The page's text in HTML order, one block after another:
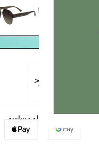
عمليه شراء سهله و سلسه